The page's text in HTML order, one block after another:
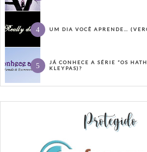
UM DIA VOCÊ APRENDE…
JÁ CONHECE A SÉRIE “OS
KLEYPAS)?
Protegido